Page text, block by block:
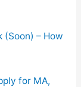
(Soon) – How
for MA,